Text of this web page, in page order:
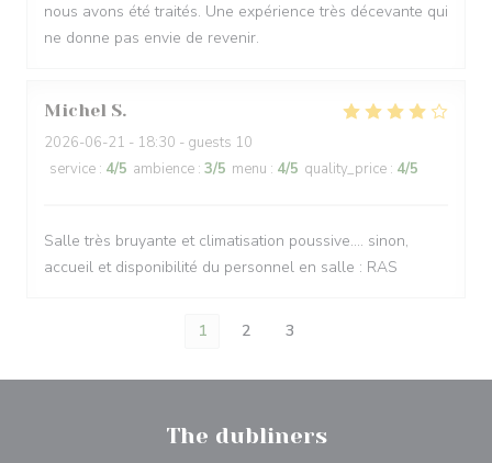
nous avons été traités. Une expérience très décevante qui
ne donne pas envie de revenir.
Michel S
2026-06-21 - 18:30 - guests 10
service : 4/5 ambience : 3/5 menu : 4/5 quality_price : 4/5
Salle très bruyante et climatisation poussive.... sinon,
accueil et disponibilité du personnel en salle : RAS
1 2 3
The dubliners